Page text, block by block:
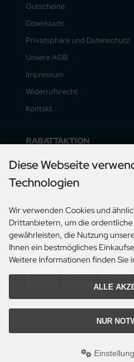
Gutscheine
Downloads
Privatsphäre und Datenschutz
Unsere AGB
Impressum
Widerrufsrecht
Kontakt
RABATTAKTION
Im August und September
€ 60,- Bestellwert!!!
(mit Vorauskasserabatt sind es
Der Rabatt gilt nur für
ZAHLUNGSMETHODEN
Alle Preise inkl. gesetzl. MwSt. zzgl.
Vitakeim vegane Naturkost © 2026 |
Diese Webseite
Technologien
Wir verwenden Cookies und
Drittanbietern, um die
gewährleisten, die Nutzung
Ihnen ein bestmögliches
Weitere Informationen finden Sie
ALLE
NUR